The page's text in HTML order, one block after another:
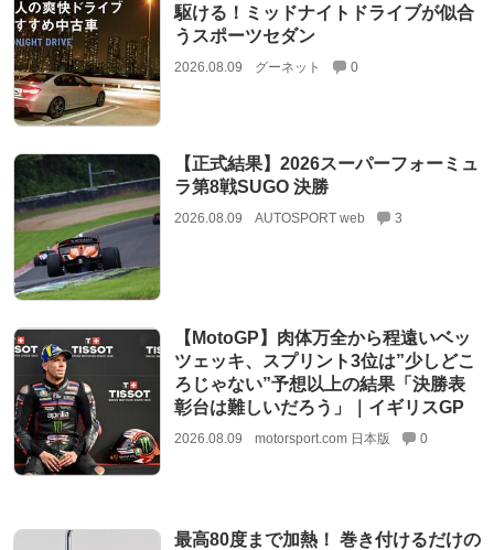
駆ける！ミッドナイトドライブが似合
うスポーツセダン
2026.08.09 グーネット 0
【正式結果】2026スーパーフォーミュ
ラ第8戦SUGO 決勝
2026.08.09 AUTOSPORT web 3
【MotoGP】肉体万全から程遠いベッ
ツェッキ、スプリント3位は”少しどこ
ろじゃない”予想以上の結果「決勝表
彰台は難しいだろう」｜イギリスGP
2026.08.09 motorsport.com 日本版 0
最高80度まで加熱！ 巻き付けるだけの